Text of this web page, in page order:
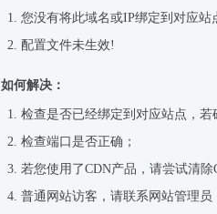
您没有将此域名或IP绑定到对应站
配置文件未生效!
如何解决：
检查是否已经绑定到对应站点，
检查端口是否正确；
若您使用了CDN产品，请尝试清除
普通网站访客，请联系网站管理员